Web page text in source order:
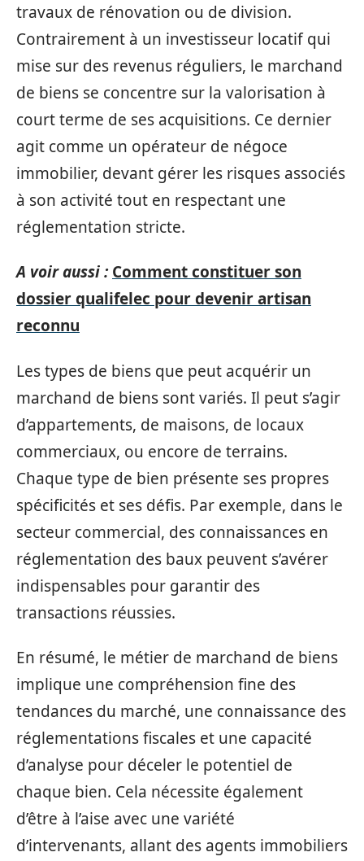
travaux de rénovation ou de division.
Contrairement à un investisseur locatif qui
mise sur des revenus réguliers, le marchand
de biens se concentre sur la valorisation à
court terme de ses acquisitions. Ce dernier
agit comme un opérateur de négoce
immobilier, devant gérer les risques associés
à son activité tout en respectant une
réglementation stricte.
A voir aussi : Comment constituer son
dossier qualifelec pour devenir artisan
reconnu
Les types de biens que peut acquérir un
marchand de biens sont variés. Il peut s’agir
d’appartements, de maisons, de locaux
commerciaux, ou encore de terrains.
Chaque type de bien présente ses propres
spécificités et ses défis. Par exemple, dans le
secteur commercial, des connaissances en
réglementation des baux peuvent s’avérer
indispensables pour garantir des
transactions réussies.
En résumé, le métier de marchand de biens
implique une compréhension fine des
tendances du marché, une connaissance des
réglementations fiscales et une capacité
d’analyse pour déceler le potentiel de
chaque bien. Cela nécessite également
d’être à l’aise avec une variété
d’intervenants, allant des agents immobiliers